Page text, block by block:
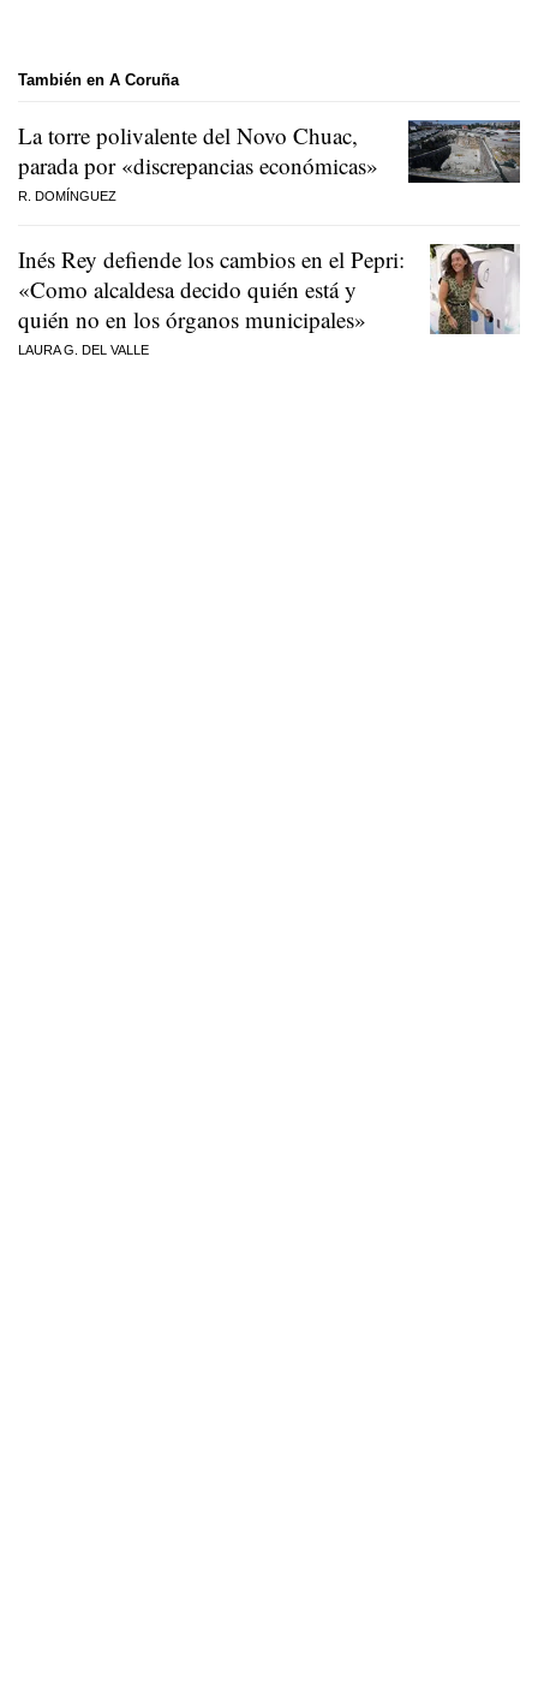
También en A Coruña
La torre polivalente del Novo Chuac,
parada por «discrepancias económicas»
R. DOMÍNGUEZ
Inés Rey defiende los cambios en el Pepri:
«Como alcaldesa decido quién está y
quién no en los órganos municipales»
LAURA G. DEL VALLE